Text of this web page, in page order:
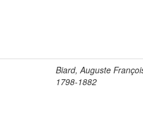
Biard, Auguste
1798-1882